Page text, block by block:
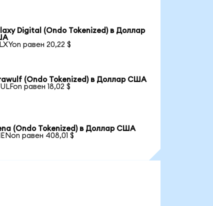
Digital (Ondo Tokenized) в Доллар
равен 20,22 $
(Ondo Tokenized) в Доллар США
равен 18,02 $
(Ondo Tokenized) в Доллар США
равен 408,01 $